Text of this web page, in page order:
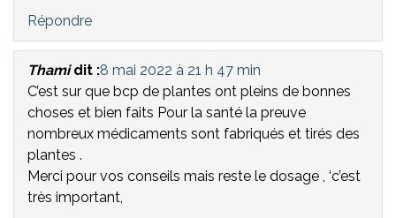
Répondre
Thami dit :8 mai 2022 à 21 h 47 min
C’est sur que bcp de plantes ont pleins de bonnes
choses et bien faits Pour la santé la preuve
nombreux médicaments sont fabriqués et tirés des
plantes .
Merci pour vos conseils mais reste le dosage , ‘c’est
très important,